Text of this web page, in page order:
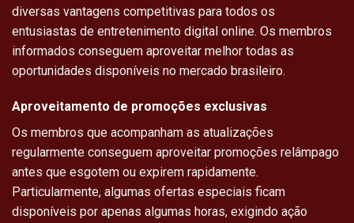
diversas vantagens competitivas para todos os
entusiastas de entretenimento digital online. Os membros
informados conseguem aproveitar melhor todas as
oportunidades disponíveis no mercado brasileiro.
Aproveitamento de promoções exclusivas
Os membros que acompanham as atualizações
regularmente conseguem aproveitar promoções relâmpago
antes que esgotem ou expirem rapidamente.
Particularmente, algumas ofertas especiais ficam
disponíveis por apenas algumas horas, exigindo ação